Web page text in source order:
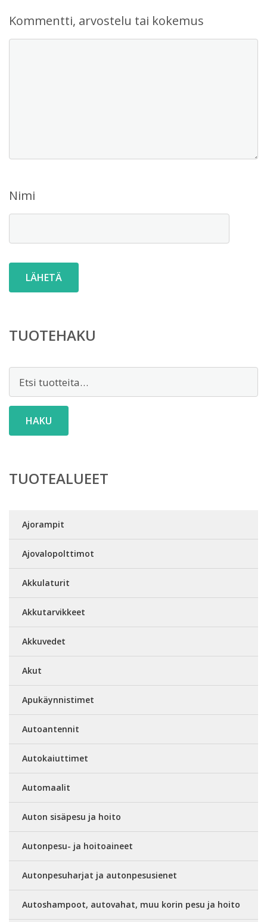
Kommentti, arvostelu tai kokemus
Nimi
TUOTEHAKU
HAKU
TUOTEALUEET
Ajorampit
Ajovalopolttimot
Akkulaturit
Akkutarvikkeet
Akkuvedet
Akut
Apukäynnistimet
Autoantennit
Autokaiuttimet
Automaalit
Auton sisäpesu ja hoito
Autonpesu- ja hoitoaineet
Autonpesuharjat ja autonpesusienet
Autoshampoot, autovahat, muu korin pesu ja hoito